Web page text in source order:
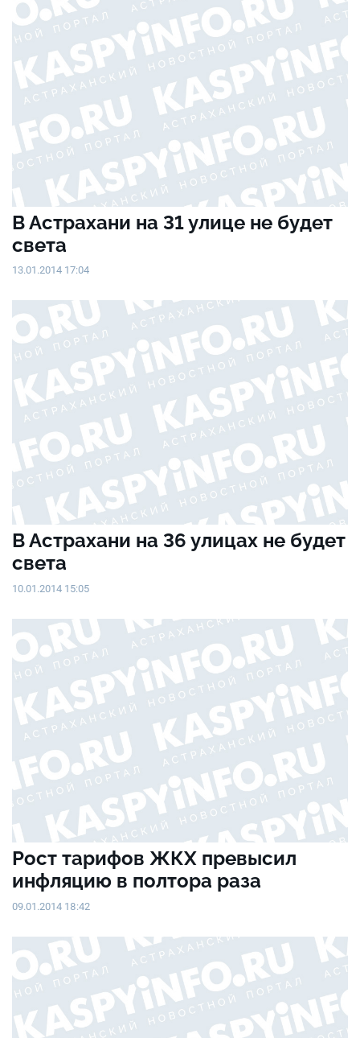
В Астрахани на 31 улице не будет
света
13.01.2014 17:04
В Астрахани на 36 улицах не будет
света
10.01.2014 15:05
Рост тарифов ЖКХ превысил
инфляцию в полтора раза
09.01.2014 18:42